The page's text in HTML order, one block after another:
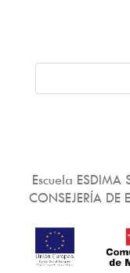
Escuela
CONSEJERÍA DE